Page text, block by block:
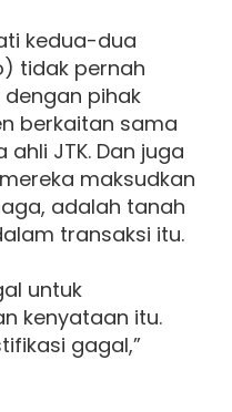
kedua-dua
tidak pernah
pihak
berkaitan sama
JTK. Dan juga
maksudkan
adalah tanah
transaksi itu.
untuk
kenyataan itu.
gagal,”